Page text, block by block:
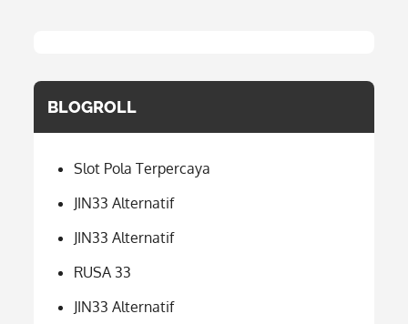
BLOGROLL
Slot Pola Terpercaya
JIN33 Alternatif
JIN33 Alternatif
RUSA 33
JIN33 Alternatif